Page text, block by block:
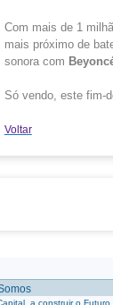
Com mais de 1
mais próximo de
sonora com
Só vendo, este fim-
Voltar
a construir o Futuro